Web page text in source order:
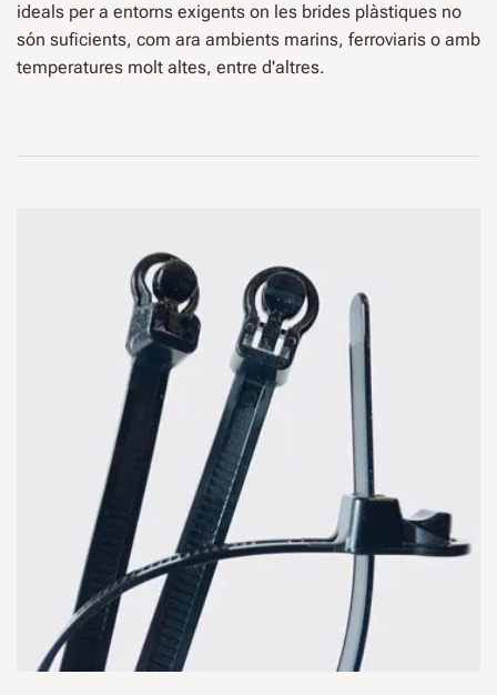
ideals per a entorns exigents on les brides plàstiques no
són suficients, com ara ambients marins, ferroviaris o amb
temperatures molt altes, entre d'altres.